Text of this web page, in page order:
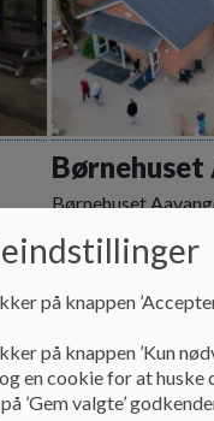
Børnehuset
Børnehuset
på knappen
på knappen ’Kun
en cookie for at huske
’Gem valgte’